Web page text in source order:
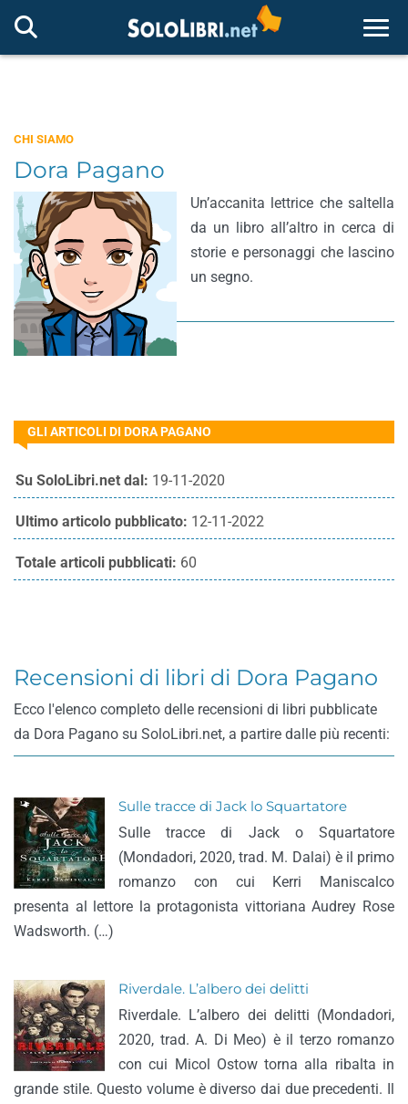
CHI SIAMO
Dora Pagano
Un’accanita lettrice che saltella
da un libro all’altro in cerca di
storie e personaggi che lascino
un segno.
GLI ARTICOLI DI DORA PAGANO
Su SoloLibri.net dal: 19-11-2020
Ultimo articolo pubblicato: 12-11-2022
Totale articoli pubblicati: 60
Recensioni di libri di Dora Pagano
Ecco l'elenco completo delle recensioni di libri pubblicate
da Dora Pagano su SoloLibri.net, a partire dalle più recenti:
Sulle tracce di Jack lo Squartatore
Sulle tracce di Jack o Squartatore
(Mondadori, 2020, trad. M. Dalai) è il primo
romanzo con cui Kerri Maniscalco
presenta al lettore la protagonista vittoriana Audrey Rose
Wadsworth. (…)
Riverdale. L’albero dei delitti
Riverdale. L’albero dei delitti (Mondadori,
2020, trad. A. Di Meo) è il terzo romanzo
con cui Micol Ostow torna alla ribalta in
grande stile. Questo volume è diverso dai due precedenti. Il